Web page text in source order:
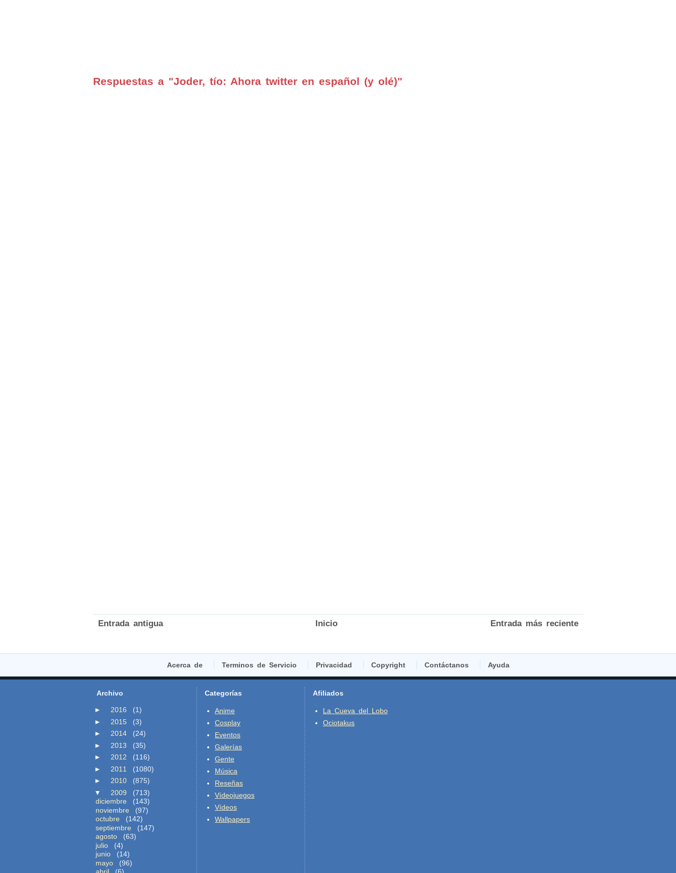
Respuestas a "Joder, tío: Ahora twitter en español (y olé)"
Entrada más reciente
Entrada antigua Inicio
Acerca de Terminos de Servicio Privacidad Copyright Contáctanos Ayuda
Archivo
► 2016
(1)
►
2015
(3)
►
2014
(24)
►
2013
(35)
►
2012
(116)
►
2011
(1080)
►
2010
(875)
▼
2009
(713)
diciembre
(143)
noviembre
(97)
octubre
(142)
septiembre
(147)
agosto
(63)
julio
(4)
junio
(14)
mayo
(96)
Categorías
Anime
Cosplay
Eventos
Galerías
Gente
Música
Reseñas
Vídeojuegos
Vídeos
Wallpapers
Afiliados
La Cueva del Lobo
Ociotakus